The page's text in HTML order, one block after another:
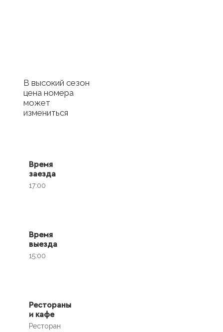
В высокий сезон
цена номера
может
измениться
Время
заезда
17:00
Время
выезда
15:00
Рестораны
и кафе
Ресторан